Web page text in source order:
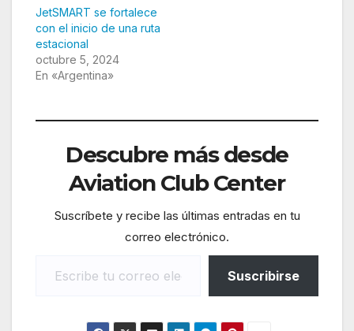
JetSMART se fortalece
con el inicio de una ruta
estacional
octubre 5, 2024
En «Argentina»
Descubre más desde
Aviation Club Center
Suscríbete y recibe las últimas entradas en tu
correo electrónico.
Suscribirse